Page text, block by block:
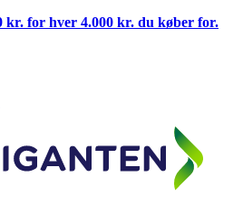
kr. for hver 4.000 kr. du køber for.